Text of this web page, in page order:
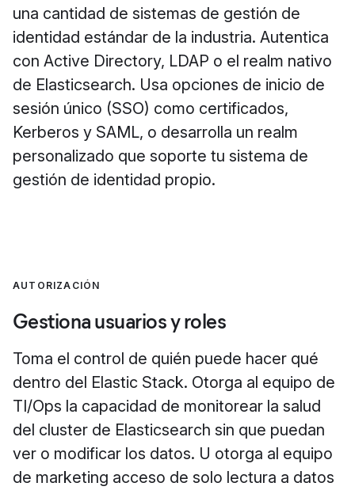
una cantidad de sistemas de gestión de
identidad estándar de la industria. Autentica
con Active Directory, LDAP o el realm nativo
de Elasticsearch. Usa opciones de inicio de
sesión único (SSO) como certificados,
Kerberos y SAML, o desarrolla un realm
personalizado que soporte tu sistema de
gestión de identidad propio.
AUTORIZACIÓN
Gestiona usuarios y roles
Toma el control de quién puede hacer qué
dentro del Elastic Stack. Otorga al equipo de
TI/Ops la capacidad de monitorear la salud
del cluster de Elasticsearch sin que puedan
ver o modificar los datos. U otorga al equipo
de marketing acceso de solo lectura a datos